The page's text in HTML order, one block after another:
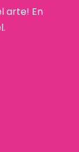
arte! En